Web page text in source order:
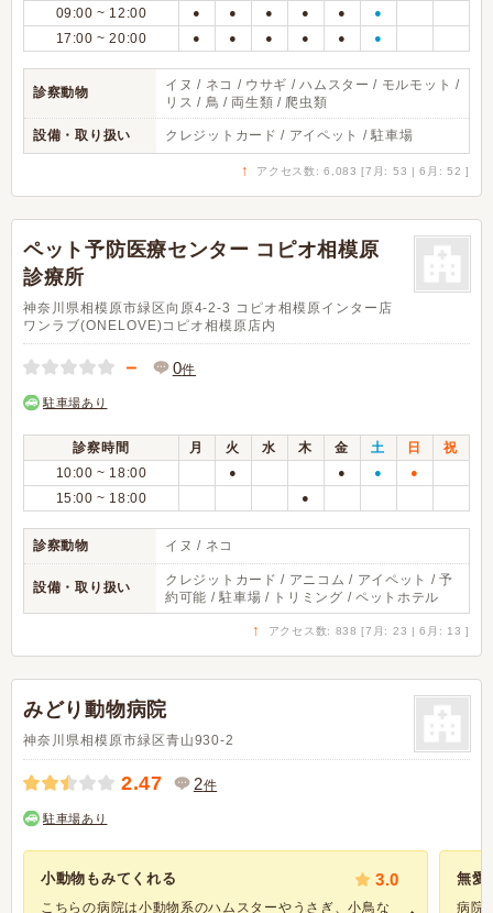
09:00 ~ 12:00
● ● ● ● ● ●
17:00 ~ 20:00 ● ● ● ● ● ●
診察動物
イヌ / ネコ / ウサギ / ハムスター / モルモット /
リス / 鳥 / 両生類 / 爬虫類
設備・取り扱い クレジットカード / アイペット / 駐車場
↑ アクセス数: 6,083 [7月: 53 | 6月: 52 ]
ペット予防医療センター コピオ相模原
診療所
神奈川県相模原市緑区向原4-2-3 コピオ相模原インター店
ワンラブ(ONELOVE)コピオ相模原店内
－ 0件
駐車場あり
診察時間 月 火 水 木 金 土 日
祝
10:00 ~ 18:00
● ● ● ●
15:00 ~ 18:00 ●
診察動物 イヌ / ネコ
設備・取り扱い
クレジットカード / アニコム / アイペット / 予
約可能 / 駐車場 / トリミング / ペットホテル
↑ アクセス数: 838 [7月: 23 | 6月: 13 ]
みどり動物病院
神奈川県相模原市緑区青山930-2
2.47 2件
駐車場あり
小動物もみてくれる 3.0
こちらの病院は小動物系のハムスターやうさぎ、小鳥な
無愛
病院